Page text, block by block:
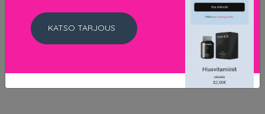
LISÄTIETOJA
KATSO TARJOUS